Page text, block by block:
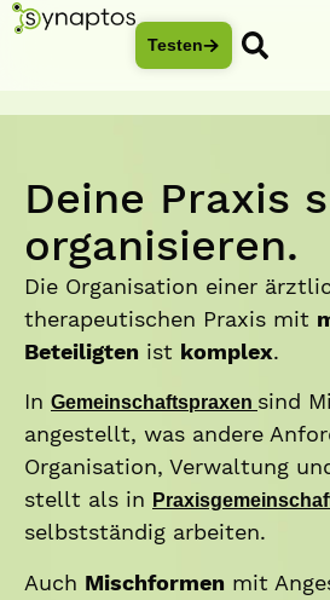
Testen
Deine Praxis
organisieren.​
Die Organisation einer
therapeutischen Praxis mit
Beteiligten ist komplex.
In Gemeinschaftspraxen sind
angestellt, was andere
Organisation, Verwaltung
stellt als in
selbstständig arbeiten.
Auch Mischformen mit